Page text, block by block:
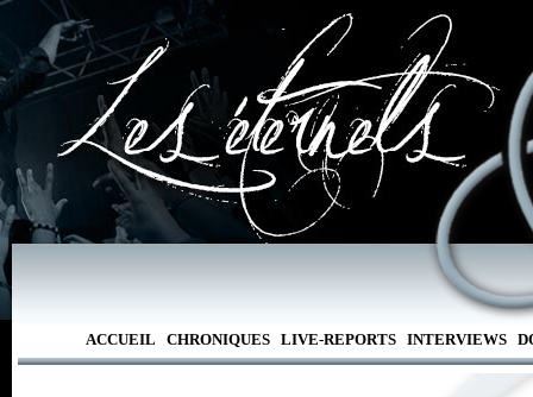
ACCUEIL CHRONIQUES LIVE-REPORTS INTERVIEWS